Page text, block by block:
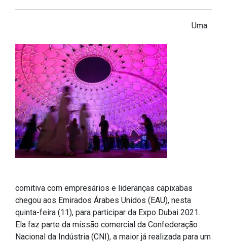
Uma
comitiva com empresários e lideranças capixabas
chegou aos Emirados Árabes Unidos (EAU), nesta
quinta-feira (11), para participar da Expo Dubai 2021.
Ela faz parte da missão comercial da Confederação
Nacional da Indústria (CNI), a maior já realizada para um